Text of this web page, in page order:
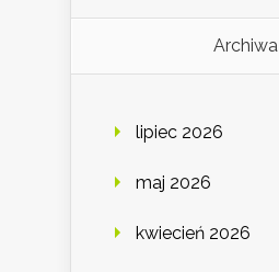
Archiwa
lipiec 2026
maj 2026
kwiecień 2026